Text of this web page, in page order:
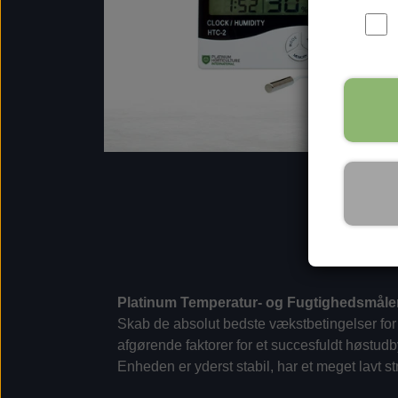
Platinum Temperatur- og
Skab de absolut bedste vækstbetingelser
afgørende faktorer for et succesfuldt
Enheden er yderst stabil, har et meget lavt